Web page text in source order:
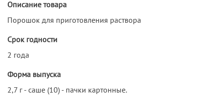
Описание товара
Порошок для приготовления раствора
Срок годности
2 года
Форма выпуска
2,7 г - саше (10) - пачки картонные.